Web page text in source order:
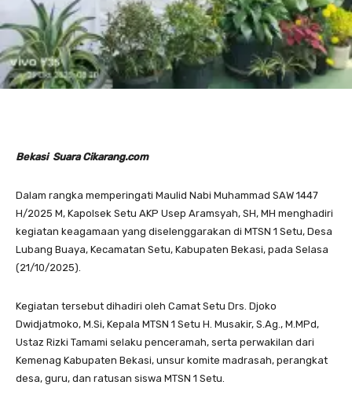
Bekasi Suara Cikarang.com
Dalam rangka memperingati Maulid Nabi Muhammad SAW 1447
H/2025 M, Kapolsek Setu AKP Usep Aramsyah, SH, MH menghadiri
kegiatan keagamaan yang diselenggarakan di MTSN 1 Setu, Desa
Lubang Buaya, Kecamatan Setu, Kabupaten Bekasi, pada Selasa
(21/10/2025).
Kegiatan tersebut dihadiri oleh Camat Setu Drs. Djoko
Dwidjatmoko, M.Si, Kepala MTSN 1 Setu H. Musakir, S.Ag., M.MPd,
Ustaz Rizki Tamami selaku penceramah, serta perwakilan dari
Kemenag Kabupaten Bekasi, unsur komite madrasah, perangkat
desa, guru, dan ratusan siswa MTSN 1 Setu.